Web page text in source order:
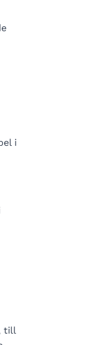
i
till